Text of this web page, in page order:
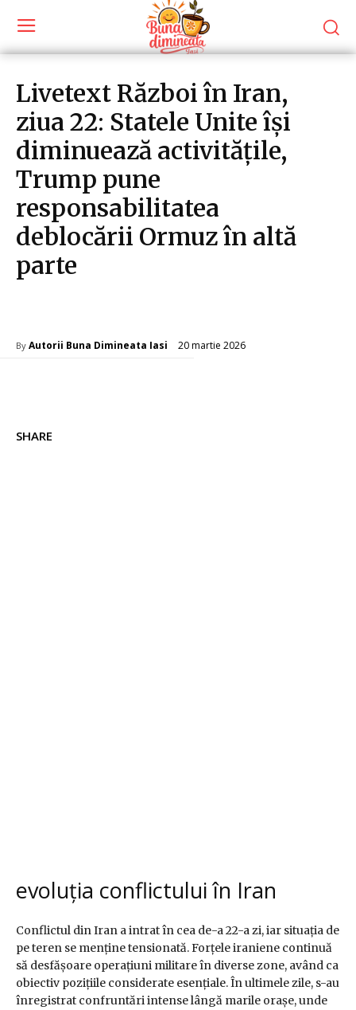
Livetext Război în Iran,
ziua 22: Statele Unite își
diminuează activitățile,
Trump pune
responsabilitatea
deblocării Ormuz în altă
parte
By Autorii Buna Dimineata Iasi 20 martie 2026
SHARE
evoluția conflictului în Iran
Conflictul din Iran a intrat în cea de-a 22-a zi, iar situația de
pe teren se menține tensionată. Forțele iraniene continuă
să desfășoare operațiuni militare în diverse zone, având ca
obiectiv pozițiile considerate esențiale. În ultimele zile, s-au
înregistrat confruntări intense lângă marile orașe, unde